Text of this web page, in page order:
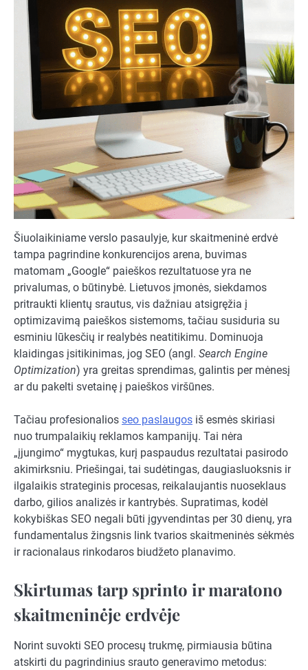
Šiuolaikiniame verslo pasaulyje, kur skaitmeninė erdvė
tampa pagrindine konkurencijos arena, buvimas
matomam „Google“ paieškos rezultatuose yra ne
privalumas, o būtinybė. Lietuvos įmonės, siekdamos
pritraukti klientų srautus, vis dažniau atsigręžia į
optimizavimą paieškos sistemoms, tačiau susiduria su
esminiu lūkesčių ir realybės neatitikimu. Dominuoja
klaidingas įsitikinimas, jog SEO (angl. Search Engine
Optimization) yra greitas sprendimas, galintis per mėnesį
ar du pakelti svetainę į paieškos viršūnes.
Tačiau profesionalios seo paslaugos iš esmės skiriasi
nuo trumpalaikių reklamos kampanijų. Tai nėra
„įjungimo“ mygtukas, kurį paspaudus rezultatai pasirodo
akimirksniu. Priešingai, tai sudėtingas, daugiasluoksnis ir
ilgalaikis strateginis procesas, reikalaujantis nuoseklaus
darbo, gilios analizės ir kantrybės. Supratimas, kodėl
kokybiškas SEO negali būti įgyvendintas per 30 dienų, yra
fundamentalus žingsnis link tvarios skaitmeninės sėkmės
ir racionalaus rinkodaros biudžeto planavimo.
Skirtumas tarp sprinto ir maratono
skaitmeninėje erdvėje
Norint suvokti SEO procesų trukmę, pirmiausia būtina
atskirti du pagrindinius srauto generavimo metodus: